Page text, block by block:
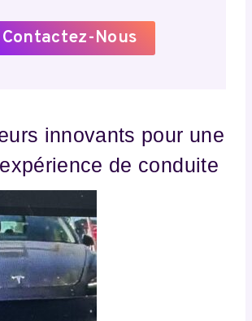
Contactez-Nous
innovants pour une
de conduite